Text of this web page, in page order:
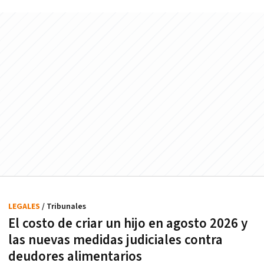
El costo de criar un hijo en agosto 2026 y
las nuevas medidas judiciales contra
deudores alimentarios
LEGALES / Tribunales